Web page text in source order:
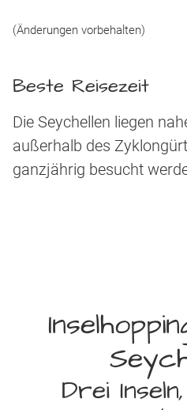
(Änderungen vorbehalten)
Beste Reisezeit
Die Seychellen liegen
außerhalb des
ganzjährig besucht
Drei